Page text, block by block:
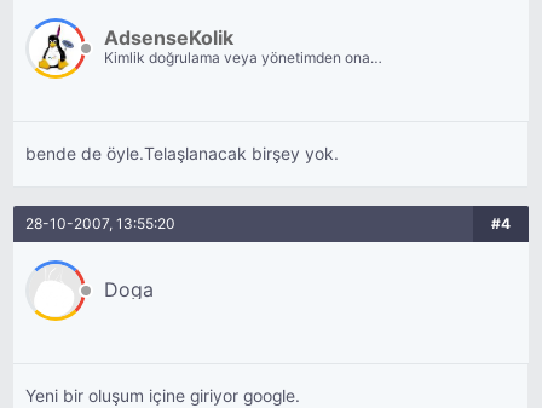
AdsenseKolik
Kimlik doğrulama veya yönetimden onay
bende de öyle.Telaşlanacak birşey yok.
28-10-2007, 13:55:20 #4
Doga
Yeni bir oluşum içine giriyor google.